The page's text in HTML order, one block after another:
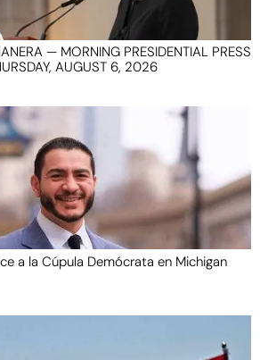
— MORNING PRESIDENTIAL PRESS
AUGUST 6, 2026
a la Cúpula Demócrata en Michigan